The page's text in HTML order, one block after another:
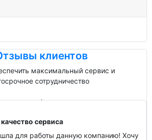
клиентов
максимальный сервис и
сотрудничество
сервиса
для работы данную компанию! Хочу